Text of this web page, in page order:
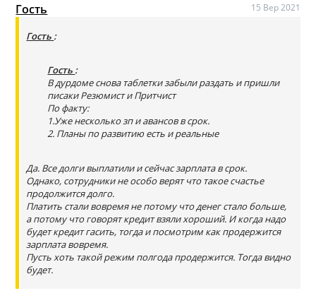
Гость 15 Вер 2021
Гость :
Гость :
В дурдоме снова таблетки забыли раздать и пришли
писаки Резюмист и Притчист
По факту:
1.Уже несколько зп и авансов в срок.
2. Планы по развитию есть и реальные
Да. Все долги выплатили и сейчас зарплата в срок.
Однако, сотрудники не особо верят что такое счастье
продолжится долго.
Платить стали вовремя не потому что денег стало больше,
а потому что говорят кредит взяли хороший. И когда надо
будет кредит гасить, тогда и посмотрим как продержится
зарплата вовремя.
Пусть хоть такой режим полгода продержится. Тогда видно
будет.